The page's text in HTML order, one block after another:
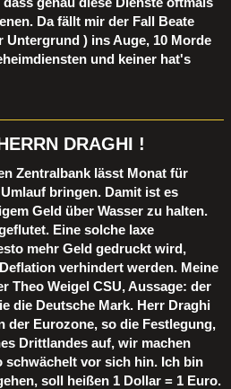
Da fällt mir der Fall Beate
) ins Auge, 10 Morde
und keiner hat's
DRAGHI !
Zentralbank lässt Monat für
bringen. Damit ist es
Geld über Wasser zu halten.
Eine solche laxe
mehr Geld gedruckt wird,
verhindert werden. Meine
Theo Weigel CSU, Aussage: der
die Deutsche Mark. Herr Draghi
der Eurozone, so die Festlegung,
Drittlandes auf, wir machen
schwächelt vor sich hin. Ich bin
soll heißen 1 Dollar = 1 Euro.